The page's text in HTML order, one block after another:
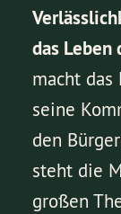
das Leben
macht
seine
den
steht die
großen